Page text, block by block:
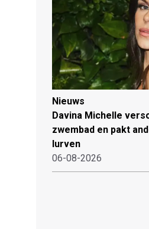
Nieuws
Davina Michelle
zwembad en pakt
lurven
06-08-2026